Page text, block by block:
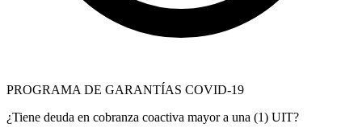
PROGRAMA DE GARANTÍAS COVID-19
¿Tiene deuda en cobranza coactiva mayor a una (1) UIT?